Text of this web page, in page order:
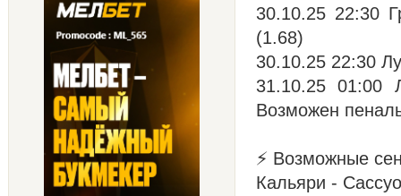
30.10.25 22:30
(1.68)
30.10.25 22:30
31.10.25
Возможен
⚡ Возможные
Кальяри -